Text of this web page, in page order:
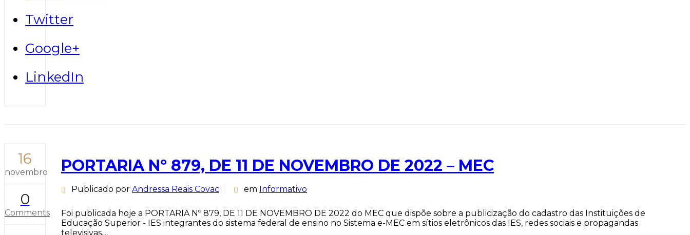
Twitter
Google+
LinkedIn
16
novembro
0
Comments
PORTARIA Nº 879, DE 11 DE NOVEMBRO DE 2022 – MEC
Publicado por Andressa Reais Covac em Informativo
Foi publicada hoje a PORTARIA Nº 879, DE 11 DE NOVEMBRO DE 2022 do MEC que dispõe sobre a publicização do cadastro das Instituições de
Educação Superior - IES integrantes do sistema federal de ensino no Sistema e-MEC em sítios eletrônicos das IES, redes sociais e propagandas
televisivas....